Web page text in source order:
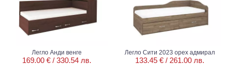
Легло Анди венге
169.00 € / 330.54 лв.
Легло Сити 2023 орех адмирал
133.45 € / 261.00 лв.